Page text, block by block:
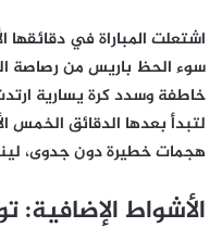
سوء الحظ باريس من رصاصة
خاطفة وسدد كرة يسارية
لتبدأ بعدها الدقائق الخمس
هجمات خطيرة دون جدوى،
الأشواط الإضافية: